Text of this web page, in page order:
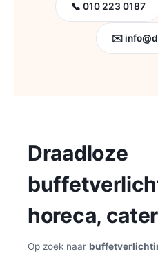
📞 010 223 0187
✉️
Draadloze
horeca,
Op zoek naar